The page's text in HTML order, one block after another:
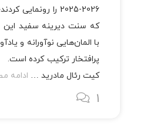
2026-2025 را رونمایی
که سنت دیرینه‌ سفید این
با المان‌هایی نوآورانه و
پرافتخار ترکیب کرده
کیت رئال مادرید … ادامه
1